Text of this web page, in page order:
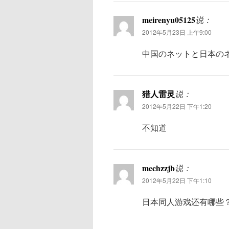
meirenyu05125说：
2012年5月23日 上午9:00
中国のネットと日本の
猎人雷灵说：
2012年5月22日 下午1:20
不知道
mechzzjb说：
2012年5月22日 下午1:10
日本同人游戏还有哪些